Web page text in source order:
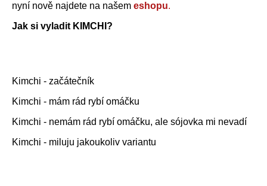
nyní nově najdete na našem eshopu.
Jak si vyladit KIMCHI?
Kimchi - začátečník
Kimchi - mám rád rybí omáčku
Kimchi - nemám rád rybí omáčku, ale sójovka mi nevadí
Kimchi - miluju jakoukoliv variantu
e
SUŠENÉ
MASO
25G
85
Kč